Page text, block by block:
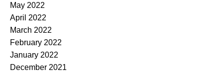
May 2022
April 2022
March 2022
February 2022
January 2022
December 2021